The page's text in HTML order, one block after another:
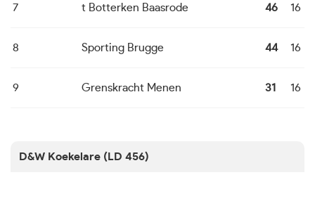
7 t Botterken Baasrode 46 16
8 Sporting Brugge 44 16
9 Grenskracht Menen 31 16
D&W Koekelare (LD 456)